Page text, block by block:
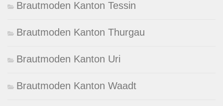
Brautmoden Kanton Tessin
Brautmoden Kanton Thurgau
Brautmoden Kanton Uri
Brautmoden Kanton Waadt